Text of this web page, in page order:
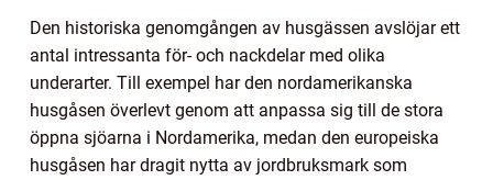
Den historiska genomgången av husgässen avslöjar ett
antal intressanta för- och nackdelar med olika
underarter. Till exempel har den nordamerikanska
husgåsen överlevt genom att anpassa sig till de stora
öppna sjöarna i Nordamerika, medan den europeiska
husgåsen har dragit nytta av jordbruksmark som